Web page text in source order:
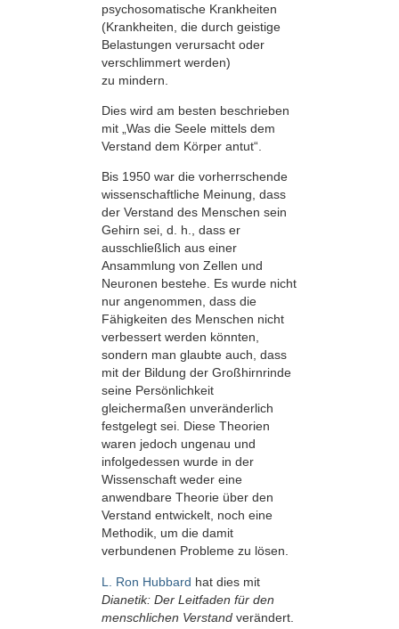
psychosomatische Krankheiten
(Krankheiten, die durch geistige
Belastungen verursacht oder
verschlimmert werden)
zu mindern.
Dies wird am besten beschrieben
mit „Was die Seele mittels dem
Verstand dem Körper antut“.
Bis 1950 war die vorherrschende
wissenschaftliche Meinung, dass
der Verstand des Menschen sein
Gehirn sei, d. h., dass er
ausschließlich aus einer
Ansammlung von Zellen und
Neuronen bestehe. Es wurde nicht
nur angenommen, dass die
Fähigkeiten des Menschen nicht
verbessert werden könnten,
sondern man glaubte auch, dass
mit der Bildung der Großhirnrinde
seine Persönlichkeit
gleichermaßen unveränderlich
festgelegt sei. Diese Theorien
waren jedoch ungenau und
infolgedessen wurde in der
Wissenschaft weder eine
anwendbare Theorie über den
Verstand entwickelt, noch eine
Methodik, um die damit
verbundenen Probleme zu lösen.
L. Ron Hubbard hat dies mit
Dianetik: Der Leitfaden für den
menschlichen Verstand verändert.